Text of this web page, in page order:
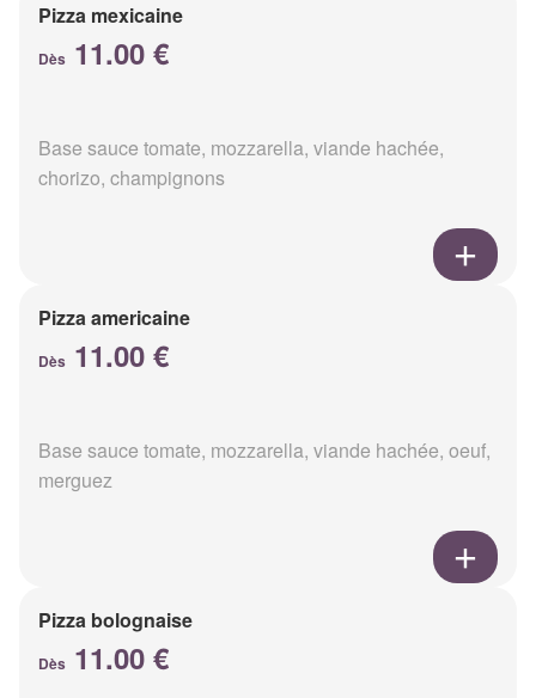
Pizza mexicaine
Dès 11.00 €
Base sauce tomate, mozzarella, viande hachée,
chorizo, champignons
Pizza americaine
Dès 11.00 €
Base sauce tomate, mozzarella, viande hachée, oeuf,
merguez
Pizza bolognaise
Dès 11.00 €